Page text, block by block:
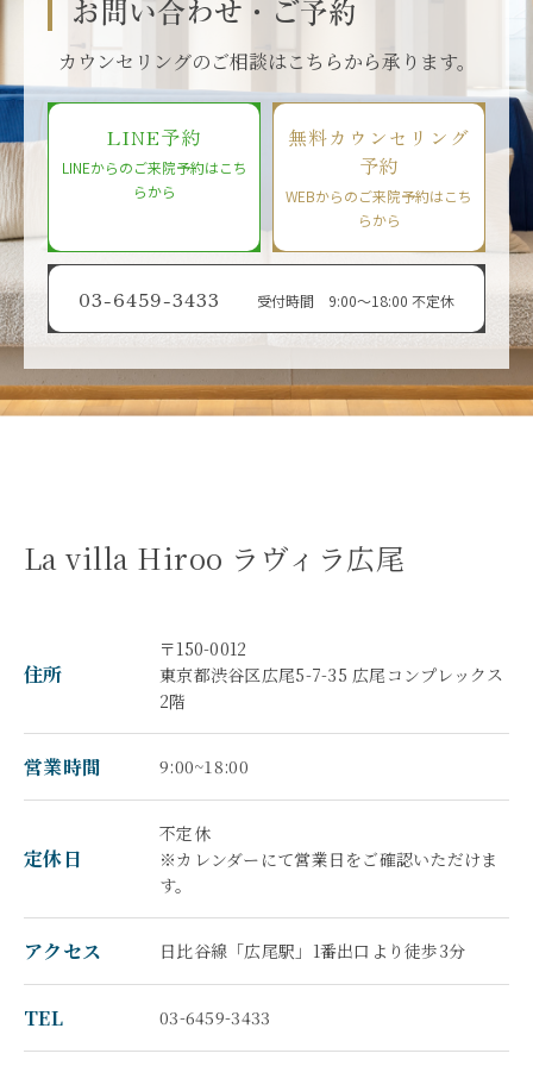
お問い合わせ・ご予約
カウンセリングのご相談はこちらから承ります。
LINE予約
LINEからのご来院予約はこち
らから
無料カウンセリング
予約
WEBからのご来院予約はこち
らから
03-6459-3433 受付時間 9:00〜18:00 不定休
La villa Hiroo ラヴィラ広尾
住所
〒150-0012
東京都渋谷区広尾5-7-35 広尾コンプレックス
2階
営業時間 9:00~18:00
定休日
不定休
※カレンダーにて営業日をご確認いただけま
す。
アクセス 日比谷線「広尾駅」1番出口より徒歩3分
TEL 03-6459-3433